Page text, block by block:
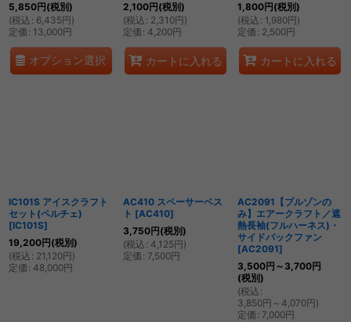
5,850円(税別)
(税込 : 6,435円)
定価 : 13,000円
オプション選択
2,100円(税別)
(税込 : 2,310円)
定価 : 4,200円
カートに入れる
1,800円(税別)
(税込 : 1,980円)
定価 : 2,500円
カートに入れる
IC101S アイスクラフト
セット(ペルチェ)
[IC101S]
19,200円(税別)
(税込 : 21,120円)
定価 : 48,000円
AC410 スペーサーベス
ト [AC410]
3,750円(税別)
(税込 : 4,125円)
定価 : 7,500円
AC2091【ブルゾンの
み】エアークラフト／遮
熱長袖(フルハーネス)・
サイドバックファン
[AC2091]
3,500円 ～3,700円
(税別)
(税込 :
3,850円 ～4,070円)
定価 : 7,000円